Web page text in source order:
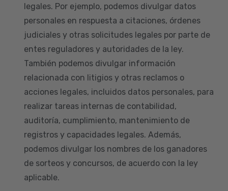
legales. Por ejemplo, podemos divulgar datos
personales en respuesta a citaciones, órdenes
judiciales y otras solicitudes legales por parte de
entes reguladores y autoridades de la ley.
También podemos divulgar información
relacionada con litigios y otras reclamos o
acciones legales, incluidos datos personales, para
realizar tareas internas de contabilidad,
auditoría, cumplimiento, mantenimiento de
registros y capacidades legales. Además,
podemos divulgar los nombres de los ganadores
de sorteos y concursos, de acuerdo con la ley
aplicable.